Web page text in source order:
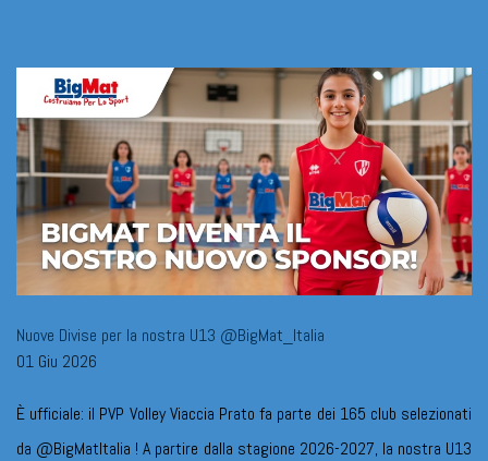
Nuove Divise per la nostra U13 @BigMat_Italia
01 Giu 2026
È ufficiale: il PVP Volley Viaccia Prato fa parte dei 165 club selezionati
da @BigMatItalia ! A partire dalla stagione 2026-2027, la nostra U13